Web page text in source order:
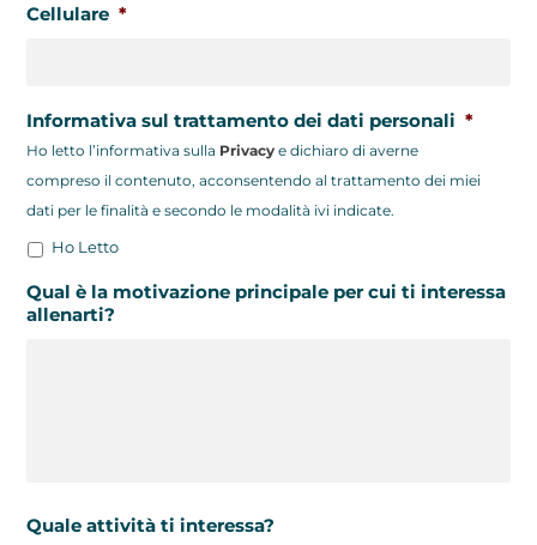
Cellulare *
Informativa sul trattamento dei dati personali *
Ho letto l’informativa sulla Privacy e dichiaro di averne
compreso il contenuto, acconsentendo al trattamento dei miei
dati per le finalità e secondo le modalità ivi indicate.
Ho Letto
Qual è la motivazione principale per cui ti interessa
allenarti?
Quale attività ti interessa?